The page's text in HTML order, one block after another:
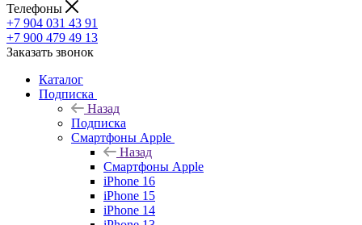
Телефоны
+7 904 031 43 91
+7 900 479 49 13
Заказать звонок
Каталог
Подписка
Назад
Подписка
Смартфоны Apple
Назад
Смартфоны Apple
iPhone 16
iPhone 15
iPhone 14